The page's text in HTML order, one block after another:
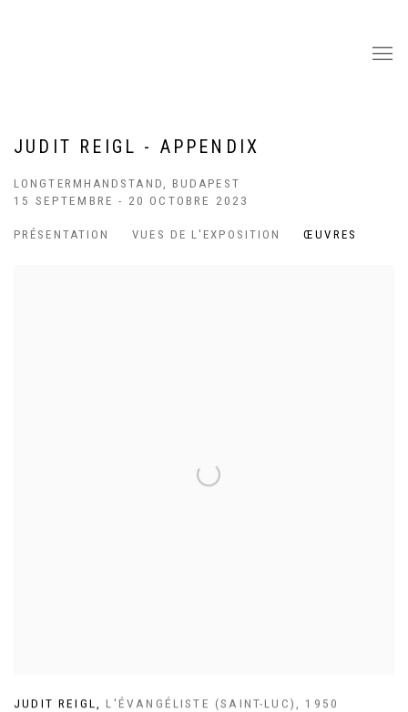
JUDIT REIGL - APPENDIX
LONGTERMHANDSTAND, BUDAPEST
15 SEPTEMBRE - 20 OCTOBRE 2023
PRÉSENTATION VUES DE L'EXPOSITION ŒUVRES
JUDIT REIGL,L'ÉVANGÉLISTE (SAINT-LUC) , 1950